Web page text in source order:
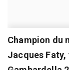
Champion du
Jacques Faty,